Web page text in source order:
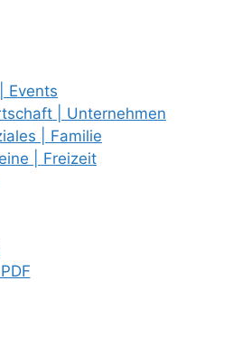
Events
| Unternehmen
| Familie
| Freizeit